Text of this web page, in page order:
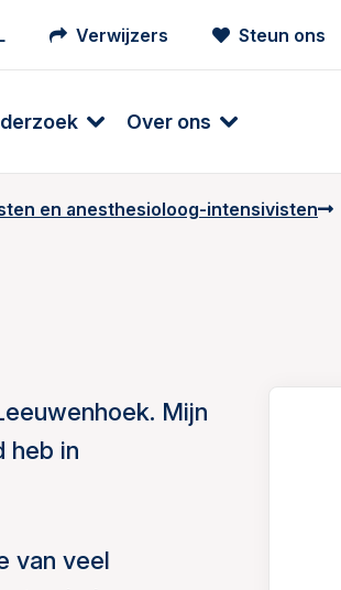
Verwijzers Steun ons
Over ons
en anesthesioloog-intensivisten
Mijn
heb in
van veel